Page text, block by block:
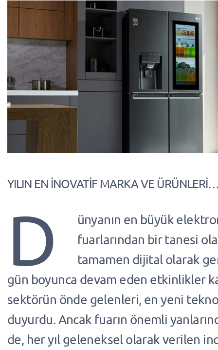
YILIN EN İNOVATİF MARKA VE
D
ünyanın en büyük
fuarlarından bir tanesi
tamamen dijital olarak
gün boyunca devam eden etkinlikler
sektörün önde gelenleri, en yeni
duyurdu. Ancak fuarın önemli
de, her yıl geleneksel olarak verilen